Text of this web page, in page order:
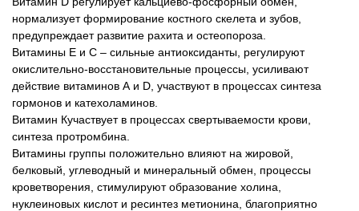
нормализует формирование костного скелета и зубов,
предупреждает развитие рахита и остеопороза.
Витамины Е и С – сильные антиоксиданты, регулируют
окислительно-восстановительные процессы, усиливают
действие витаминов А и D, участвуют в процессах синтеза
гормонов и катехоламинов.
Витамин Кучаствует в процессах свертываемости крови,
синтеза протромбина.
Витамины группы положительно влияют на жировой,
белковый, углеводный и минеральный обмен, процессы
кроветворения, стимулируют образование холина,
нуклеиновых кислот и ресинтез метионина, благоприятно